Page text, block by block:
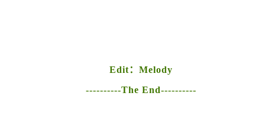
Edit：Melody
----------The End----------